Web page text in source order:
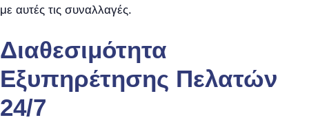
με αυτές τις συναλλαγές.
Διαθεσιμότητα
Εξυπηρέτησης Πελατών
24/7